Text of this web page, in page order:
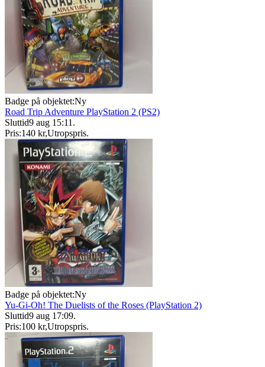
Badge på objektet:Ny
Road Trip Adventure PlayStation 2 (PS2)
Sluttid9 aug 15:11 .
Pris:140 kr,Utropspris.
Badge på objektet:Ny
Yu-Gi-Oh! The Duelists of the Roses (PlayStation 2)
Sluttid9 aug 17:09.
Pris:100 kr,Utropspris.